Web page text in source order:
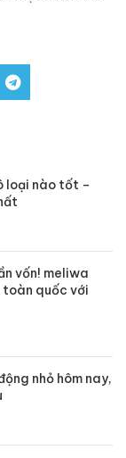
loại nào tốt –
vốn! meliwa
quốc với
nhỏ hôm nay,